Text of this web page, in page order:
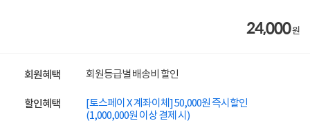
24,000원
회원혜택 회원등급별 배송비 할인
할인혜택
[토스페이 X 계좌이체] 50,000원 즉시할인
(1,000,000원 이상 결제 시)